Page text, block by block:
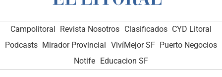
Campolitoral Revista Nosotros Clasificados CYD Litoral
Podcasts Mirador Provincial VivíMejor SF Puerto Negocios
Notife Educacion SF